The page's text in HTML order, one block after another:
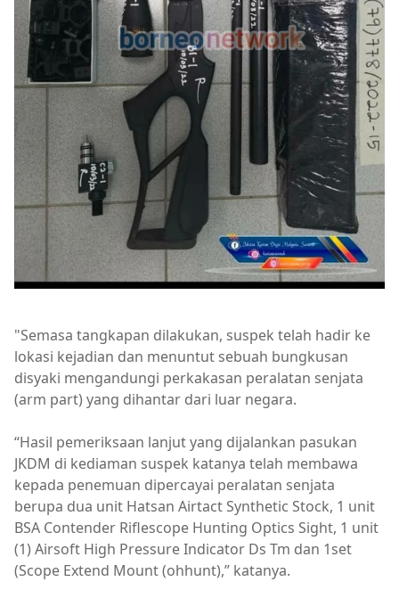
"Semasa tangkapan dilakukan, suspek telah hadir ke
lokasi kejadian dan menuntut sebuah bungkusan
disyaki mengandungi perkakasan peralatan senjata
(arm part) yang dihantar dari luar negara.
“Hasil pemeriksaan lanjut yang dijalankan pasukan
JKDM di kediaman suspek katanya telah membawa
kepada penemuan dipercayai peralatan senjata
berupa dua unit Hatsan Airtact Synthetic Stock, 1 unit
BSA Contender Riflescope Hunting Optics Sight, 1 unit
(1) Airsoft High Pressure Indicator Ds Tm dan 1set
(Scope Extend Mount (ohhunt),” katanya.